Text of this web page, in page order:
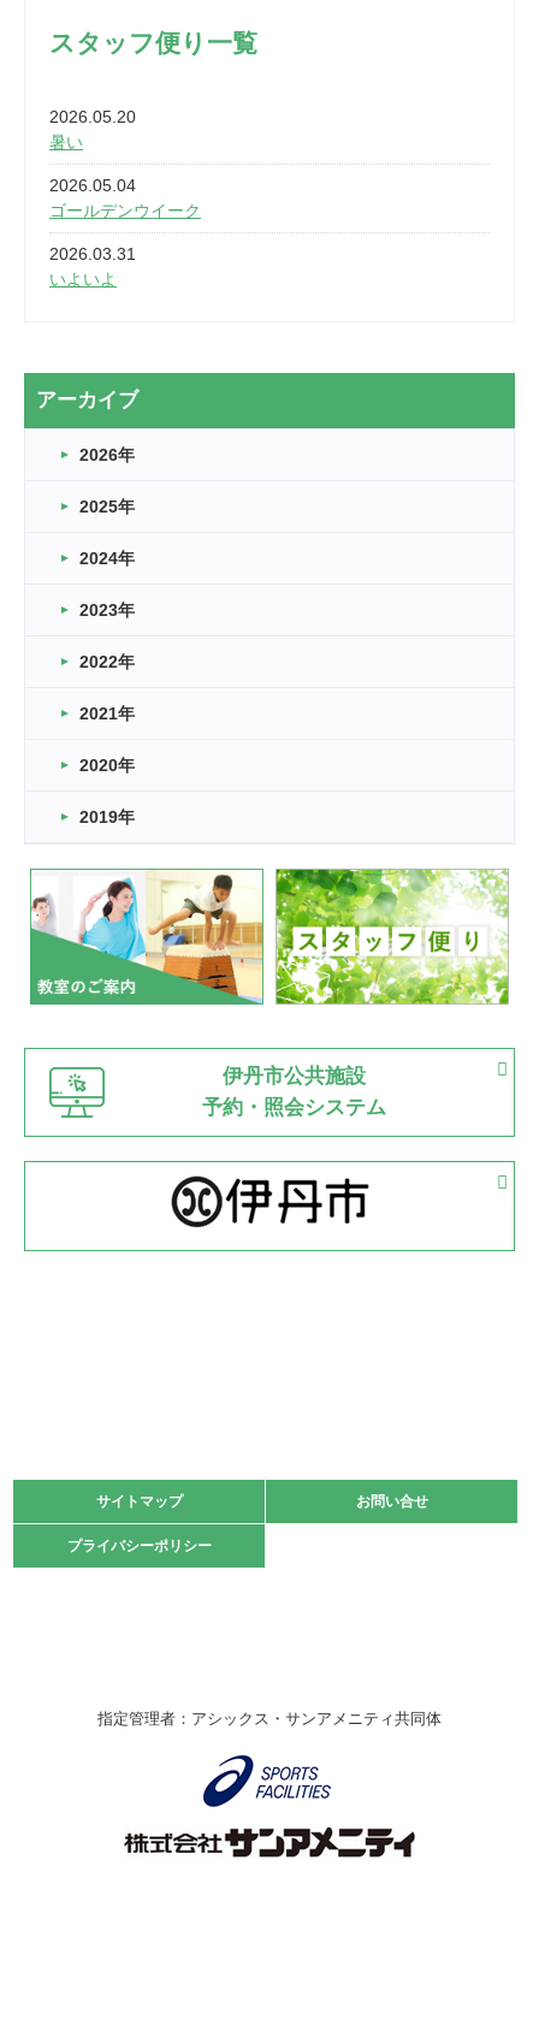
スタッフ便り一覧
2026.05.20
暑い
2026.05.04
ゴールデンウイーク
2026.03.31
いよいよ
2026.03.20
なぎなた
2026.03.16
車いすバスケとRくんのお話
卒業・卒園の季節★
2026.03.11
緑ケ丘体育館
2022.11.03
緑ケ丘体育館
いたっぼーる大会☆彡
緑ケ丘体育館
2022.07.03
市内総合体育大会が開始
緑ケ丘体育館 猪名川運動広場
古池運動広場
2022.06.12
県知事杯争奪バレーボール大会が開催
緑ケ丘体育館
2022.05.05
体育協会長杯 バドミントン競技の部
2022.05.22
緑ケ丘体育館
2021.10.23
卓球選手権大会ラージボールの部開催☆
伊丹市総合体育大会 バレーボール大会が開催されました
なわとびイベントを開催しました！
アーカイブ
2026年
2025年
2024年
2023年
2022年
2021年
2020年
2019年
伊丹市公共施設
予約・照会システム
サイトマップ お問い合せ
プライバシーポリシー
サイトマップ お問い合せ
プライバシーポリシー
指定管理者：アシックス・サンアメニティ共同体